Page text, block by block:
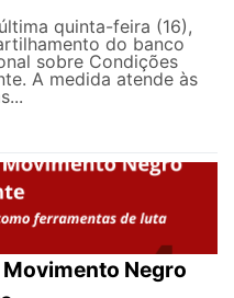
quinta-feira (16),
do banco
sobre Condições
A medida atende às
Negro